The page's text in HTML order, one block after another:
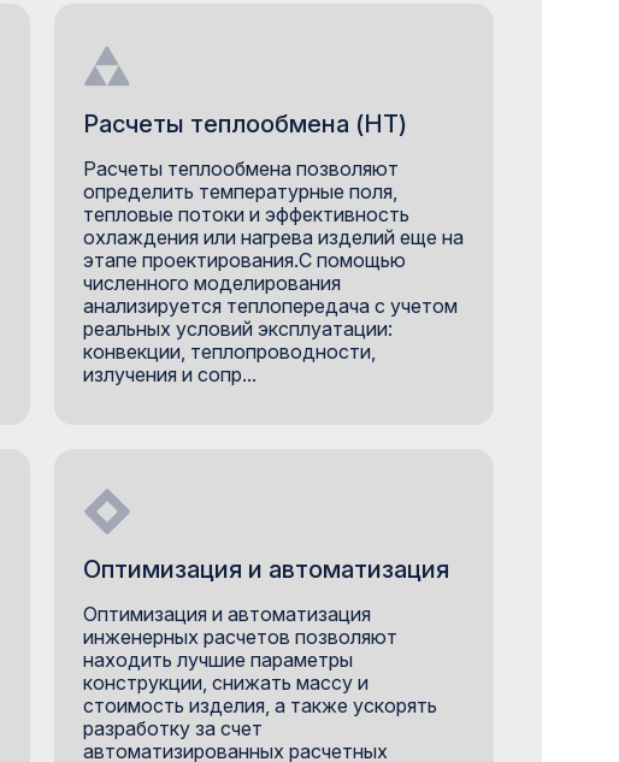
Расчеты теплообмена (HT)
Расчеты теплообмена позволяют
определить температурные поля,
тепловые потоки и эффективность
охлаждения или нагрева изделий еще на
этапе проектирования.С помощью
численного моделирования
анализируется теплопередача с учетом
реальных условий эксплуатации:
конвекции, теплопроводности,
излучения и сопр...
Оптимизация и автоматизация
Оптимизация и автоматизация
инженерных расчетов позволяют
находить лучшие параметры
конструкции, снижать массу и
стоимость изделия, а также ускорять
разработку за счет
автоматизированных расчетных